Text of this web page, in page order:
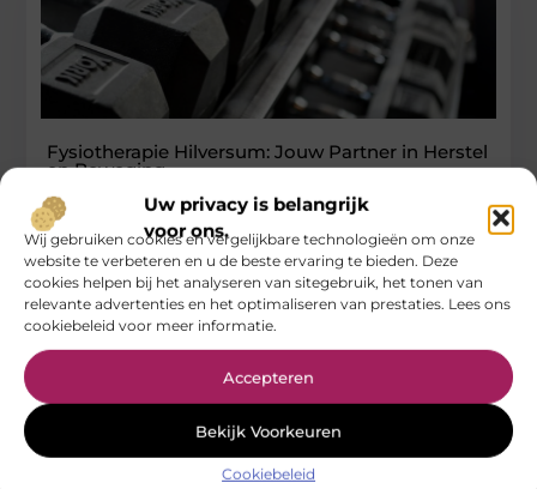
Uw privacy is belangrijk
voor ons.
Wij gebruiken cookies en vergelijkbare technologieën om onze
website te verbeteren en u de beste ervaring te bieden. Deze
cookies helpen bij het analyseren van sitegebruik, het tonen van
relevante advertenties en het optimaliseren van prestaties. Lees ons
cookiebeleid voor meer informatie.
Accepteren
Bekijk Voorkeuren
Cookiebeleid
Fysiotherapie Hilversum: Jouw Partner in Herstel
en Beweging
Wanneer pijn of blessures je bewegingsvrijheid beperken, is
professionele hulp onmisbaar. Gelukkig kun je vertrouwen op
de deskundigheid van fysiotherapie
Gezondheid